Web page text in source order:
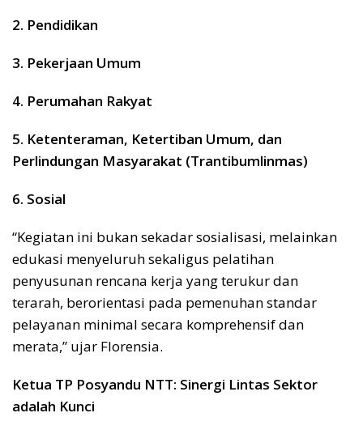
2. Pendidikan
3. Pekerjaan Umum
4. Perumahan Rakyat
5. Ketenteraman, Ketertiban Umum, dan
Perlindungan Masyarakat (Trantibumlinmas)
6. Sosial
“Kegiatan ini bukan sekadar sosialisasi, melainkan
edukasi menyeluruh sekaligus pelatihan
penyusunan rencana kerja yang terukur dan
terarah, berorientasi pada pemenuhan standar
pelayanan minimal secara komprehensif dan
merata,” ujar Florensia.
Ketua TP Posyandu NTT: Sinergi Lintas Sektor
adalah Kunci